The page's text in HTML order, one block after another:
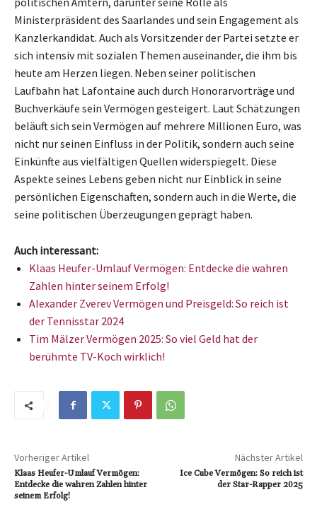
Ministerpräsident des Saarlandes und sein Engagement als
Kanzlerkandidat. Auch als Vorsitzender der Partei setzte er
sich intensiv mit sozialen Themen auseinander, die ihm bis
heute am Herzen liegen. Neben seiner politischen
Laufbahn hat Lafontaine auch durch Honorarvorträge und
Buchverkäufe sein Vermögen gesteigert. Laut Schätzungen
beläuft sich sein Vermögen auf mehrere Millionen Euro, was
nicht nur seinen Einfluss in der Politik, sondern auch seine
Einkünfte aus vielfältigen Quellen widerspiegelt. Diese
Aspekte seines Lebens geben nicht nur Einblick in seine
persönlichen Eigenschaften, sondern auch in die Werte, die
seine politischen Überzeugungen geprägt haben.
Auch interessant:
Klaas Heufer-Umlauf Vermögen: Entdecke die wahren
Zahlen hinter seinem Erfolg!
Alexander Zverev Vermögen und Preisgeld: So reich ist
der Tennisstar 2024
Tim Mälzer Vermögen 2025: So viel Geld hat der
berühmte TV-Koch wirklich!
Vorheriger Artikel
Klaas Heufer-Umlauf Vermögen:
Entdecke die wahren Zahlen hinter
seinem Erfolg!
Nächster Artikel
Ice Cube Vermögen: So reich ist
der Star-Rapper 2025